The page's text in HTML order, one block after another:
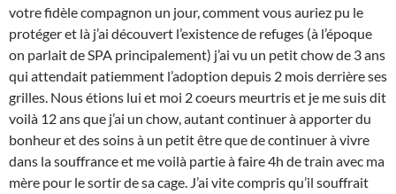
votre fidèle compagnon un jour, comment vous auriez pu le
protéger et là j’ai découvert l’existence de refuges (à l’époque
on parlait de SPA principalement) j’ai vu un petit chow de 3 ans
qui attendait patiemment l’adoption depuis 2 mois derrière ses
grilles. Nous étions lui et moi 2 coeurs meurtris et je me suis dit
voilà 12 ans que j’ai un chow, autant continuer à apporter du
bonheur et des soins à un petit être que de continuer à vivre
dans la souffrance et me voilà partie à faire 4h de train avec ma
mère pour le sortir de sa cage. J’ai vite compris qu’il souffrait